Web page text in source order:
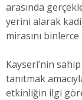
arasında
yerini alarak
mirasını
Kayseri’nin
tanıtmak
etkinliğin ilgi